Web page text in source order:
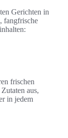
Gerichten in
fangfrische
frischen
aus,
in jedem